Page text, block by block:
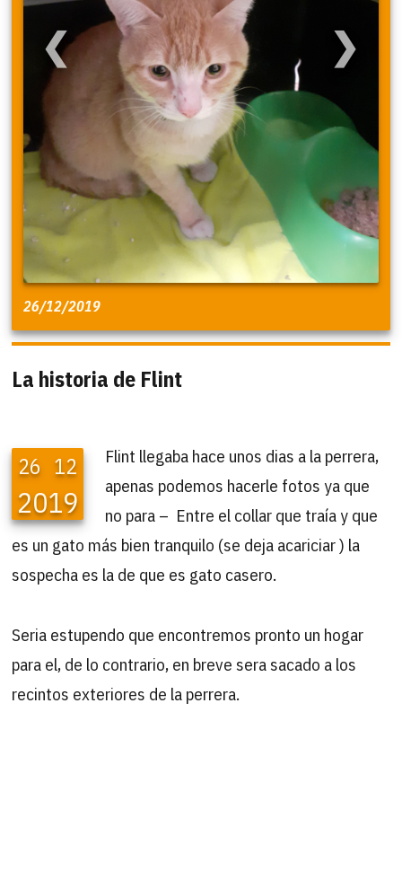
❮ ❯
26/12/2019
La historia de Flint
26 12
2019
Flint llegaba hace unos dias a la perrera,
apenas podemos hacerle fotos ya que
no para – Entre el collar que traía y que
es un gato más bien tranquilo (se deja acariciar ) la
sospecha es la de que es gato casero.
Seria estupendo que encontremos pronto un hogar
para el, de lo contrario, en breve sera sacado a los
recintos exteriores de la perrera.